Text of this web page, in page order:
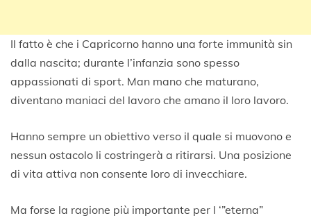
Il fatto è che i Capricorno hanno una forte immunità sin
dalla nascita; durante l’infanzia sono spesso
appassionati di sport. Man mano che maturano,
diventano maniaci del lavoro che amano il loro lavoro.
Hanno sempre un obiettivo verso il quale si muovono e
nessun ostacolo li costringerà a ritirarsi. Una posizione
di vita attiva non consente loro di invecchiare.
Ma forse la ragione più importante per l ‘”eterna”